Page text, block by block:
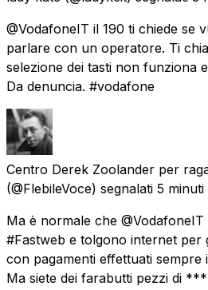
@VodafoneIT il 190 ti chiede se
parlare con un operatore. Ti
selezione dei tasti non funziona
Da denuncia. #vodafone
Centro Derek Zoolander per
(@FlebileVoce) segnalati 5 minuti
Ma è normale che
#Fastweb e tolgono internet per
con pagamenti effettuati sempre
Ma siete dei farabutti pezzi di